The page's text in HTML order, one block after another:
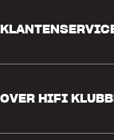
Ruilen en retourneren
OVER HIFI